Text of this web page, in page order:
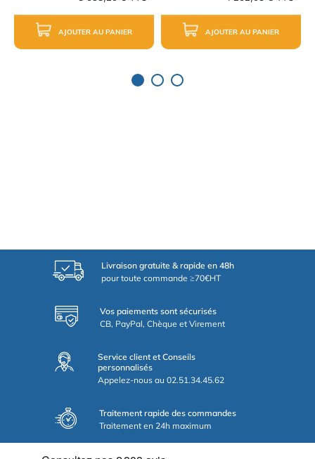
AJOUTER AU PANIER AJOUTER AU PANIER
Livraison gratuite & rapide en 48h
pour toute commande ≥70€HT
Vos paiements sont sécurisés
CB, PayPal, Chèque et Virement
Service client et Conseils
personnalisés
Appelez-nous au 02.51.34.45.62
Traitement rapide des commandes
Traitement en 24h maximum